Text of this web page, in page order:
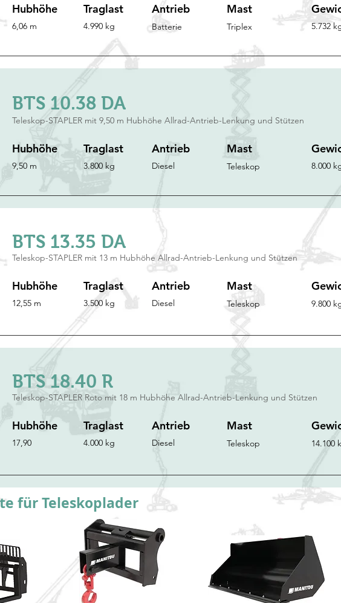
Hubhöhe
6,06 m
Traglast Antrieb
4.990 kg Batterie
Mast
Triplex 5.732
BTS 10.38 DA
Teleskop-STAPLER mit 9,50 m Hubhöhe Allrad-Antrieb-Lenkung und Stützen
Hubhöhe
9,50 m
Traglast Antrieb
3.800 kg Diesel
Mast
Teleskop 8.000
BTS 13.35 DA
Teleskop-STAPLER mit 13 m Hubhöhe Allrad-Antrieb-Lenkung und Stützen
Hubhöhe
12,55 m
Traglast Antrieb
3.500 kg Diesel
Mast
Teleskop 9.800
BTS 18.40 R
Teleskop-STAPLER Roto mit 18 m Hubhöhe Allrad-Antrieb-Lenkung und Stützen
Hubhöhe
17,90
Traglast Antrieb
4.000 kg Diesel
Mast
Teleskop 14.100
für Teleskoplader